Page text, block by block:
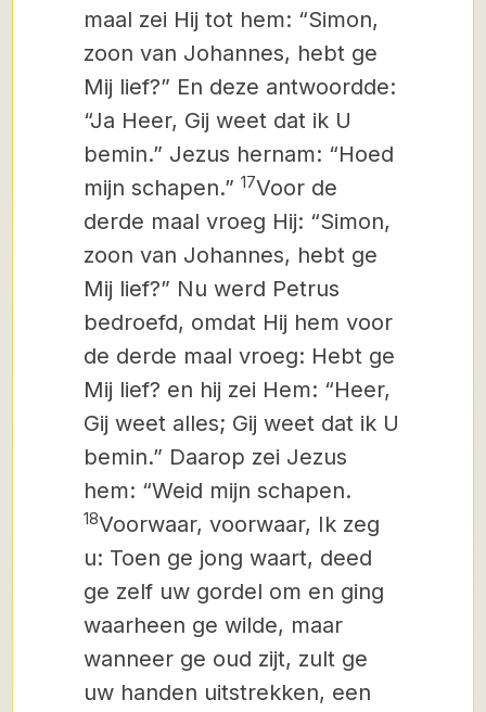
maal zei Hij tot hem: “Simon,
zoon van Johannes, hebt ge
Mij lief?” En deze antwoordde:
“Ja Heer, Gij weet dat ik U
bemin.” Jezus hernam: “Hoed
mijn schapen.” 17Voor de
derde maal vroeg Hij: “Simon,
zoon van Johannes, hebt ge
Mij lief?” Nu werd Petrus
bedroefd, omdat Hij hem voor
de derde maal vroeg: Hebt ge
Mij lief? en hij zei Hem: “Heer,
Gij weet alles; Gij weet dat ik U
bemin.” Daarop zei Jezus
hem: “Weid mijn schapen.
18Voorwaar, voorwaar, Ik zeg
u: Toen ge jong waart, deed
ge zelf uw gordel om en ging
waarheen ge wilde, maar
wanneer ge oud zijt, zult ge
uw handen uitstrekken, een